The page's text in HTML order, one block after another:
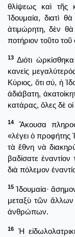
θλίψεως καὶ τῆς
Ἰδουμαία, διατὶ
ἀτιμώρητη, δὲν
ποτήριον τοῦτο
13 Διότι
κανεὶς
Κύριος, ὅτι σύ, ἡ
ἀδιάβατη,
κατάρας, ὅλες δὲ
14
Ἄκουσα
«λέγει ὁ προφήτης
τὰ ἔθνη νὰ
βαδίσατε ἐναντίον
διὰ πόλεμον
15 Ἰδουμαία·
μεταξὺ τῶν ἄλλων
ἀνθρώπων.
16
Ἡ